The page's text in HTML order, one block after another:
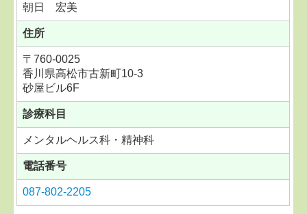
朝日 宏美
住所
〒760-0025
香川県高松市古新町10-3
砂屋ビル6F
診療科目
メンタルヘルス科・精神科
電話番号
087-802-2205